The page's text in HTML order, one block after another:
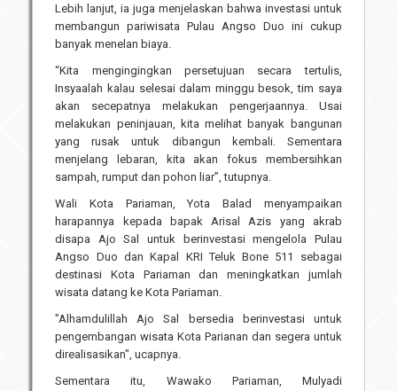
Lebih lanjut, ia juga menjelaskan bahwa investasi untuk
membangun pariwisata Pulau Angso Duo ini cukup
banyak menelan biaya.
“Kita mengingingkan persetujuan secara tertulis,
Insyaalah kalau selesai dalam minggu besok, tim saya
akan secepatnya melakukan pengerjaannya. Usai
melakukan peninjauan, kita melihat banyak bangunan
yang rusak untuk dibangun kembali. Sementara
menjelang lebaran, kita akan fokus membersihkan
sampah, rumput dan pohon liar”, tutupnya.
Wali Kota Pariaman, Yota Balad menyampaikan
harapannya kepada bapak Arisal Azis yang akrab
disapa Ajo Sal untuk berinvestasi mengelola Pulau
Angso Duo dan Kapal KRI Teluk Bone 511 sebagai
destinasi Kota Pariaman dan meningkatkan jumlah
wisata datang ke Kota Pariaman.
"Alhamdulillah Ajo Sal bersedia berinvestasi untuk
pengembangan wisata Kota Parianan dan segera untuk
direalisasikan", ucapnya.
Sementara itu, Wawako Pariaman, Mulyadi